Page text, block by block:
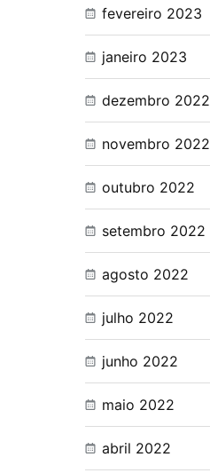
fevereiro 2023
janeiro 2023
dezembro 2022
novembro 2022
outubro 2022
setembro 2022
agosto 2022
julho 2022
junho 2022
maio 2022
abril 2022